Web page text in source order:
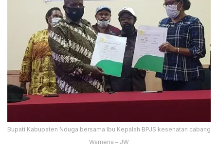
Bupati Kabupaten Nduga bersama Ibu Kepalah BPJS kesehatan cabang
Wamena – JW